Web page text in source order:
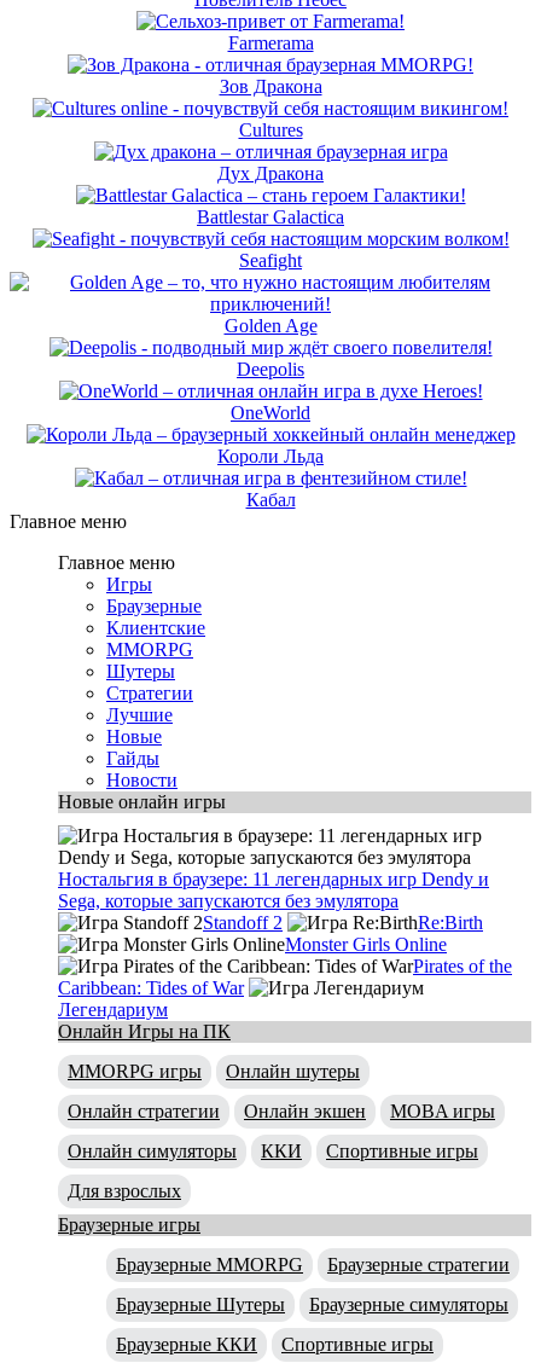
Farmerama
Зов Дракона
Cultures
Дух Дракона
Battlestar Galactica
Seafight
Golden Age
Deepolis
OneWorld
Короли Льда
Кабал
Главное меню
Главное меню
Игры
Браузерные
Клиентские
MMORPG
Шутеры
Стратегии
Лучшие
Новые
Гайды
Новости
Новые онлайн игры
Ностальгия в браузере: 11 легендарных игр Dendy и
Sega, которые запускаются без эмулятора
Standoff 2
Re:Birth
Monster Girls Online
Pirates of the
Caribbean: Tides of War
Легендариум
Онлайн Игры на ПК
MMORPG игры
Онлайн шутеры
Онлайн стратегии
Онлайн экшен
MOBA игры
Онлайн симуляторы
ККИ
Спортивные игры
Для взрослых
Браузерные игры
Браузерные MMORPG
Браузерные стратегии
Браузерные Шутеры
Браузерные симуляторы
Браузерные ККИ
Спортивные игры